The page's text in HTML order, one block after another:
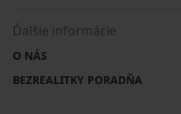
Ďalšie informácie
O NÁS
BEZREALITKY PORADŇA